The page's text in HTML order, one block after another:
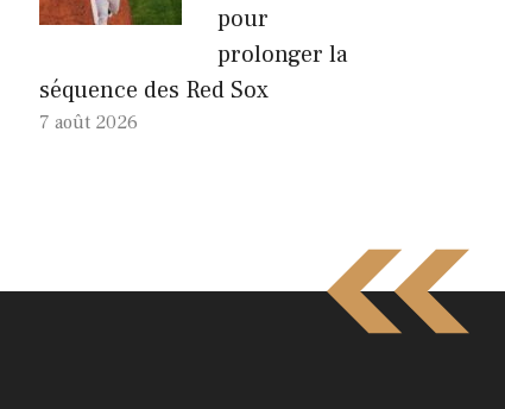
pour
prolonger la
séquence des Red Sox
7 août 2026